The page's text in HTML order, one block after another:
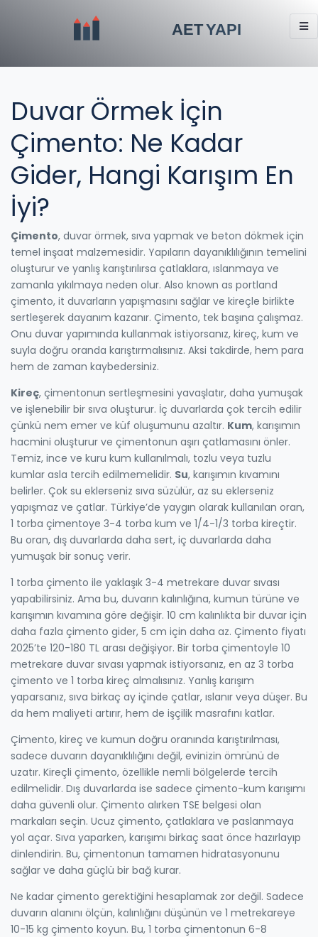
Duvar Örmek İçin
Çimento: Ne Kadar
Gider, Hangi Karışım En
İyi?
Çimento, duvar örmek, sıva yapmak ve beton dökmek için
temel inşaat malzemesidir. Yapıların dayanıklılığının temelini
oluşturur ve yanlış karıştırılırsa çatlaklara, ıslanmaya ve
zamanla yıkılmaya neden olur. Also known as portland
çimento, it duvarların yapışmasını sağlar ve kireçle birlikte
sertleşerek dayanım kazanır. Çimento, tek başına çalışmaz.
Onu duvar yapımında kullanmak istiyorsanız, kireç, kum ve
suyla doğru oranda karıştırmalısınız. Aksi takdirde, hem para
hem de zaman kaybedersiniz.
Kireç, çimentonun sertleşmesini yavaşlatır, daha yumuşak
ve işlenebilir bir sıva oluşturur. İç duvarlarda çok tercih edilir
çünkü nem emer ve küf oluşumunu azaltır. Kum, karışımın
hacmini oluşturur ve çimentonun aşırı çatlamasını önler.
Temiz, ince ve kuru kum kullanılmalı, tozlu veya tuzlu
kumlar asla tercih edilmemelidir. Su, karışımın kıvamını
belirler. Çok su eklerseniz sıva süzülür, az su eklerseniz
yapışmaz ve çatlar. Türkiye’de yaygın olarak kullanılan oran,
1 torba çimentoye 3-4 torba kum ve 1/4-1/3 torba kireçtir.
Bu oran, dış duvarlarda daha sert, iç duvarlarda daha
yumuşak bir sonuç verir.
1 torba çimento ile yaklaşık 3-4 metrekare duvar sıvası
yapabilirsiniz. Ama bu, duvarın kalınlığına, kumun türüne ve
karışımın kıvamına göre değişir. 10 cm kalınlıkta bir duvar için
daha fazla çimento gider, 5 cm için daha az. Çimento fiyatı
2025’te 120-180 TL arası değişiyor. Bir torba çimentoyle 10
metrekare duvar sıvası yapmak istiyorsanız, en az 3 torba
çimento ve 1 torba kireç almalısınız. Yanlış karışım
yaparsanız, sıva birkaç ay içinde çatlar, ıslanır veya düşer. Bu
da hem maliyeti artırır, hem de işçilik masrafını katlar.
Çimento, kireç ve kumun doğru oranında karıştırılması,
sadece duvarın dayanıklılığını değil, evinizin ömrünü de
uzatır. Kireçli çimento, özellikle nemli bölgelerde tercih
edilmelidir. Dış duvarlarda ise sadece çimento-kum karışımı
daha güvenli olur. Çimento alırken TSE belgesi olan
markaları seçin. Ucuz çimento, çatlaklara ve paslanmaya
yol açar. Sıva yaparken, karışımı birkaç saat önce hazırlayıp
dinlendirin. Bu, çimentonun tamamen hidratasyonunu
sağlar ve daha güçlü bir bağ kurar.
Ne kadar çimento gerektiğini hesaplamak zor değil. Sadece
duvarın alanını ölçün, kalınlığını düşünün ve 1 metrekareye
10-15 kg çimento koyun. Bu, 1 torba çimentonun 6-8